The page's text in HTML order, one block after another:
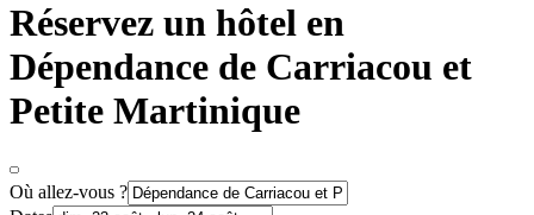
Réservez un hôtel en
Dépendance de Carriacou et
Petite Martinique
Où allez-vous ?